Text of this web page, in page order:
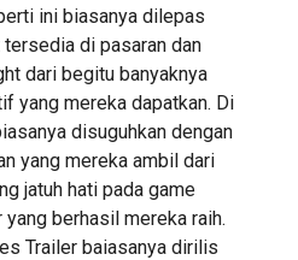
ini biasanya dilepas
di pasaran dan
dari begitu banyaknya
yang mereka dapatkan. Di
disuguhkan dengan
yang mereka ambil dari
jatuh hati pada game
berhasil mereka raih.
Trailer baiasanya dirilis